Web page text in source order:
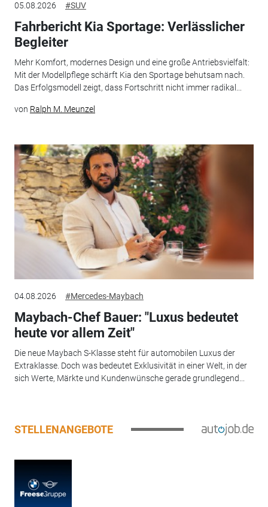
05.08.2026 #SUV
Fahrbericht Kia Sportage: Verlässlicher
Begleiter
Mehr Komfort, modernes Design und eine große Antriebsvielfalt:
Mit der Modellpflege schärft Kia den Sportage behutsam nach.
Das Erfolgsmodell zeigt, dass Fortschritt nicht immer radikal...
von Ralph M. Meunzel
04.08.2026 #Mercedes-Maybach
Maybach-Chef Bauer: "Luxus bedeutet
heute vor allem Zeit"
Die neue Maybach S-Klasse steht für automobilen Luxus der
Extraklasse. Doch was bedeutet Exklusivität in einer Welt, in der
sich Werte, Märkte und Kundenwünsche gerade grundlegend...
STELLENANGEBOTE